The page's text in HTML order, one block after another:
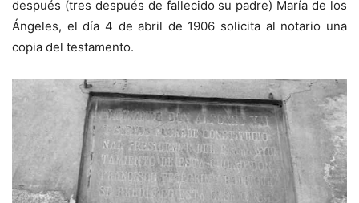
después (tres después de fallecido su padre) María de los
Ángeles, el día 4 de abril de 1906 solicita al notario una
copia del testamento.